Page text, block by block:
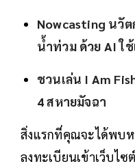
Nowcasting นวั
น้ำท่วม ด้วย AI ใ
ชวนเล่น I Am
4 สหายมัจฉา
สิ่งแรกที่คุณจะได้พบห
ลงทะเบียนเข้าเว็บไ